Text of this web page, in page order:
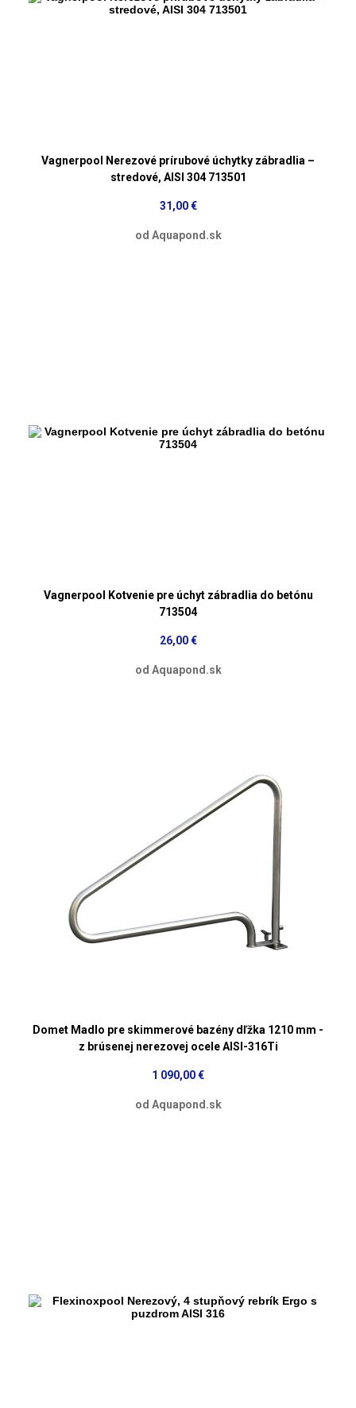
Vagnerpool Nerezové prírubové úchytky zábradlia –
stredové, AISI 304 713501
31,00 €
od Aquapond.sk
Vagnerpool Kotvenie pre úchyt zábradlia do betónu
713504
26,00 €
od Aquapond.sk
Domet Madlo pre skimmerové bazény dľžka 1210 mm -
z brúsenej nerezovej ocele AISI-316Ti
1 090,00 €
od Aquapond.sk